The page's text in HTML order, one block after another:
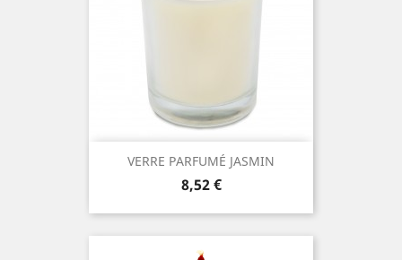
VERRE PARFUMÉ JASMIN
Prix
8,52 €